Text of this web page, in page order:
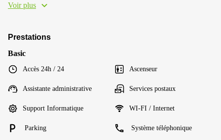
Voir plus
Prestations
Basic
Accès 24h / 24 Ascenseur
Assistante administrative Services postaux
Support Informatique WI-FI / Internet
Parking Système téléphonique